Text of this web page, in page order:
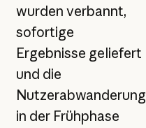
wurden verbannt,
sofortige
Ergebnisse geliefert
und die
Nutzerabwanderung
in der Frühphase